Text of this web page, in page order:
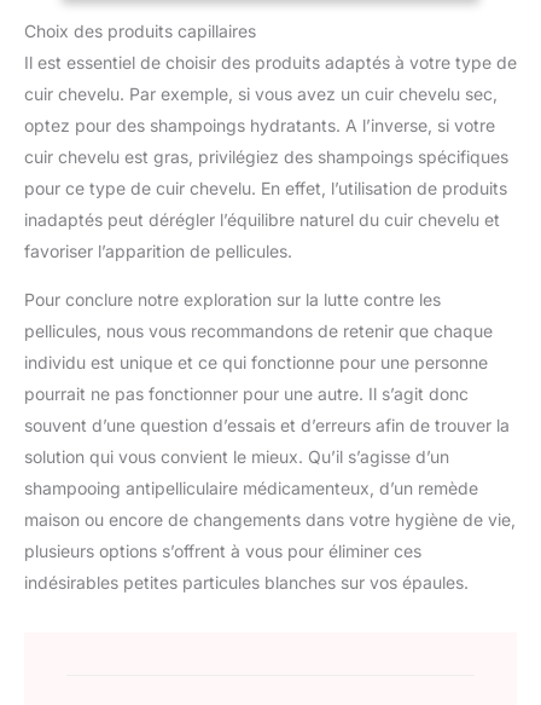
vacances, un événement ou un voyage d'affaires, elles vous
Ensemble complet : Comprend 5 brosses à cheveux
différentes — une brosse à friser, une brosse plate, une brosse
côtelée, une brosse ballon et une brosse plate — pour
s'adapter à tous les types de cheveux. Grâce à cette variété de
modèles, vous trouverez la brosse idéale pour coiffer, démêler
ou finaliser votre coiffure.: Parfaites pour le brossage
la création de coiffures élégantes. Conviennent aux cheveux
mouillés ou secs, longs ou courts, lisses, bouclés ou épais. Un
accessoire pratique à la maison, au salon de coiffure et en
voyage. Ensemble complet : Comprend 5 brosses à cheveux
différentes — une brosse à friser, une brosse plate, une brosse
s'adapter à tous les types de cheveux. Grâce à cette variété de
ou finaliser votre coiffure.
Choix des produits capillaires
Il est essentiel de choisir des produits adaptés à votre type de
cuir chevelu. Par exemple, si vous avez un cuir chevelu sec,
optez pour des shampoings hydratants. A l’inverse, si votre
cuir chevelu est gras, privilégiez des shampoings spécifiques
pour ce type de cuir chevelu. En effet, l’utilisation de produits
inadaptés peut dérégler l’équilibre naturel du cuir chevelu et
favoriser l’apparition de pellicules.
Pour conclure notre exploration sur la lutte contre les
pellicules, nous vous recommandons de retenir que chaque
individu est unique et ce qui fonctionne pour une personne
pourrait ne pas fonctionner pour une autre. Il s’agit donc
souvent d’une question d’essais et d’erreurs afin de trouver la
solution qui vous convient le mieux. Qu’il s’agisse d’un
shampooing antipelliculaire médicamenteux, d’un remède
maison ou encore de changements dans votre hygiène de vie,
plusieurs options s’offrent à vous pour éliminer ces
indésirables petites particules blanches sur vos épaules.